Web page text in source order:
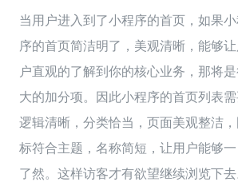
当用户进入到了小程序的首页，如果
序的首页简洁明了，美观清晰，能够让
户直观的了解到你的核心业务，那将
大的加分项。因此小程序的首页列表
逻辑清晰，分类恰当，页面美观整洁
标符合主题，名称简短，让用户能够一
了然。这样访客才有欲望继续浏览下去